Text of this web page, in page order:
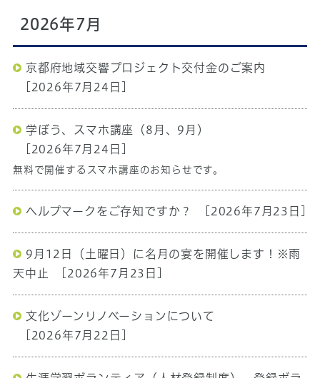
2026年7月
京都府地域交響プロジェクト交付金のご案内
[2026年7月24日]
学ぼう、スマホ講座（8月、9月）
[2026年7月24日]
無料で開催するスマホ講座のお知らせです。
ヘルプマークをご存知ですか？ [2026年7月23日]
9月12日（土曜日）に名月の宴を開催します！※雨
天中止
[2026年7月23日]
文化ゾーンリノベーションについて
[2026年7月22日]